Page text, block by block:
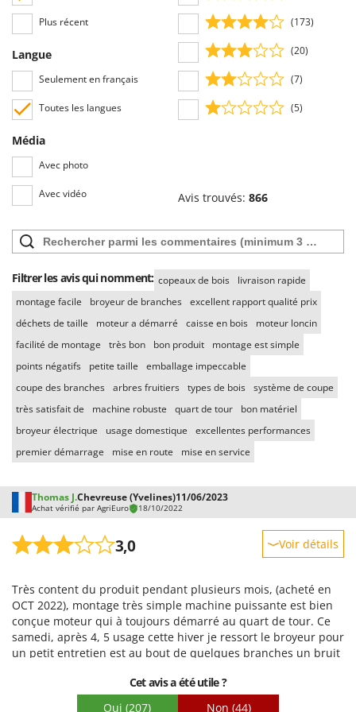
Plus récent
Langue
Seulement en français
Toutes les langues
Média
Avec photo
Avec vidéo
(173)
(20)
(7)
(5)
Avis trouvés: 866
Filtrer les avis qui nomment: copeaux de bois
livraison rapide
montage facile
broyeur de branches excellent rapport qualité prix
déchets de taille
moteur a démarré caisse en bois
moteur loncin
facilité de montage
très bon bon produit
montage est simple
points négatifs
petite taille
emballage impeccable
coupe des branches arbres fruitiers types de bois système de coupe
très satisfait de
machine robuste quart de tour
bon matériel
broyeur électrique
usage domestique
excellentes performances
premier démarrage
mise en route mise en service
Thomas J.Chevreuse (Yvelines)11/06/2023
Achat vérifié par AgriEuro 18/10/2022
3,0 Voir détails
Prestations
Facilité d'utilisation
Qualité / Prix
Facilité de montage
Très content du produit pendant plusieurs mois, (acheté en
OCT 2022), montage très simple machine puissante est bien
conçue moteur qui à toujours démarré au quart de tour. Ce
samedi, après 4, 5 usage cette hiver je ressort le broyeur pour
un petit entretien est au bout de quelques branches un bruit
démonte le carter moteur pour voir ce qui si passe et
découvre une des deux lames arraché net les deux vis ont
Cet avis a été utile ?
Oui (207) Non (44)